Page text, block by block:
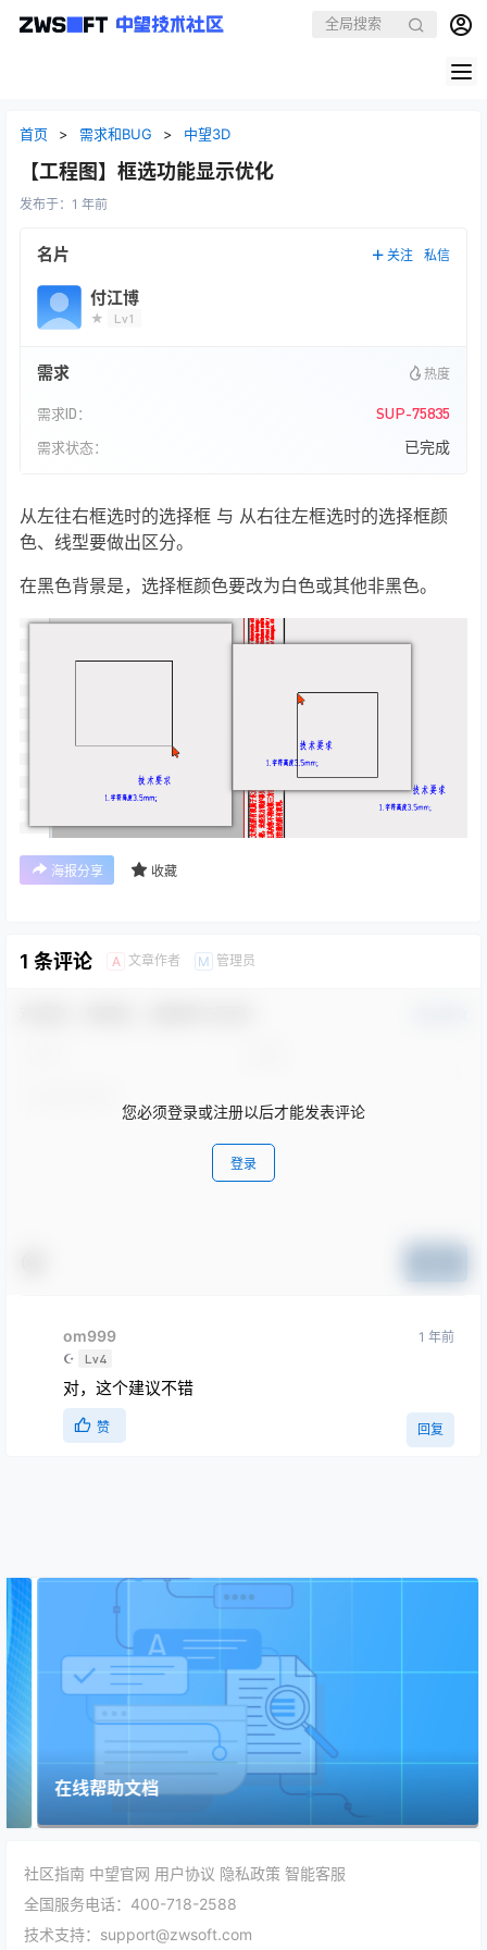
首页 > 需求和BUG > 中望3D
【工程图】框选功能显示优化
发布于： 1 年前
名片 关注 私信
付江博
★ Lv1
需求 热度
需求ID： SUP-75835
需求状态： 已完成
从左往右框选时的选择框 与 从右往左框选时的选择框颜
色、线型要做出区分。
在黑色背景是，选择框颜色要改为白色或其他非黑色。
海报分享 收藏
1 条评论 A 文章作者 M 管理员
您必须登录或注册以后才能发表评论
登录
om999
☪ Lv4
1 年前
对，这个建议不错
赞 回复
在线帮助文档
社区指南 中望官网 用户协议 隐私政策 智能客服
全国服务电话：400-718-2588
技术支持：support@zwsoft.com